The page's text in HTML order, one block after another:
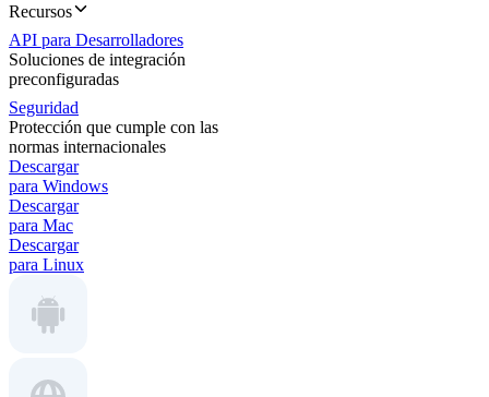
Recursos
API para Desarrolladores
Soluciones de integración
preconfiguradas
Seguridad
Protección que cumple con las
normas internacionales
Descargar
para Windows
Descargar
para Mac
Descargar
para Linux